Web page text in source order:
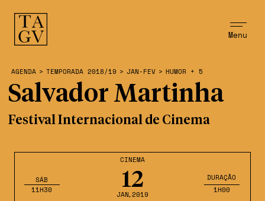
Menu
CINEMA
12
JAN,2019
SÁB
11H30
DURAÇÃO
1H00
AGENDA > TEMPORADA 2018/19 > JAN-FEV > HUMOR + 5
Salvador Martinha
Festival Internacional de Cinema